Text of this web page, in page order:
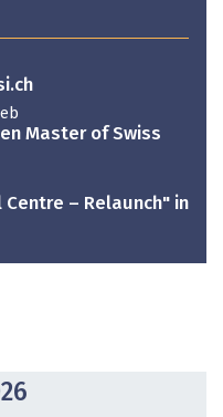
Master of Swiss
– Relaunch" in